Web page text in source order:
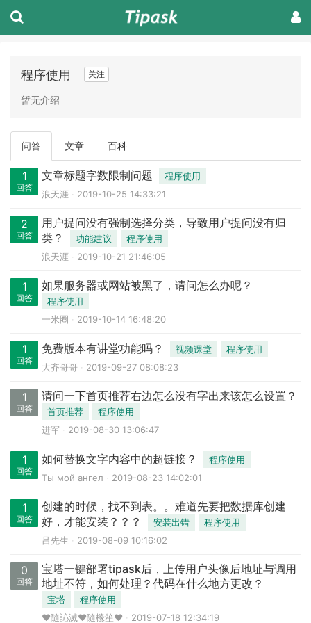
程序使用 关注
暂无介绍
问答 文章 百科
1
回答
文章标题字数限制问题
程序使用
浪天涯
2019-10-25 14:33:21
2
回答
用户提问没有强制选择分类，导致用户提问没有归
类？
功能建议
程序使用
浪天涯
2019-10-21 21:46:05
1
回答
如果服务器或网站被黑了，请问怎么办呢？
程序使用
一米圈
2019-10-14 16:48:20
1
回答
免费版本有讲堂功能吗？ 视频课堂
程序使用
大齐哥哥
2019-09-27 08:08:23
1
回答
请问一下首页推荐右边怎么没有字出来该怎么设置？
首页推荐
程序使用
进军
2019-08-30 13:06:47
1
回答
如何替换文字内容中的超链接？
程序使用
Ты мой ангел
2019-08-23 14:02:01
1
回答
创建的时候，找不到表。。难道先要把数据库创建
好，才能安装？？？
安装出错
程序使用
吕先生
2019-08-09 10:16:02
0
回答
宝塔一键部署tipask后，上传用户头像后地址与调用
地址不符，如何处理？代码在什么地方更改？
宝塔
程序使用
❤隨訫滅❤隨橼笙❤
2019-07-18 12:34:19